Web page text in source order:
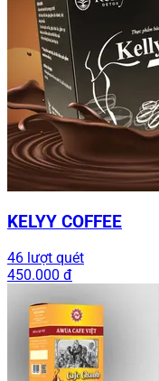
KELYY COFFEE
46 lượt quét
450.000 đ